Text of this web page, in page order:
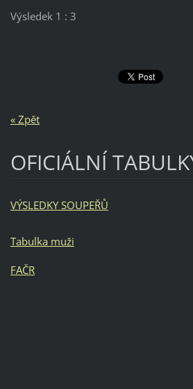
Výsledek 1 : 3
« Zpět
OFICIÁLNÍ
VÝSLEDKY SOUPEŘŮ
Tabulka muži
FAČR